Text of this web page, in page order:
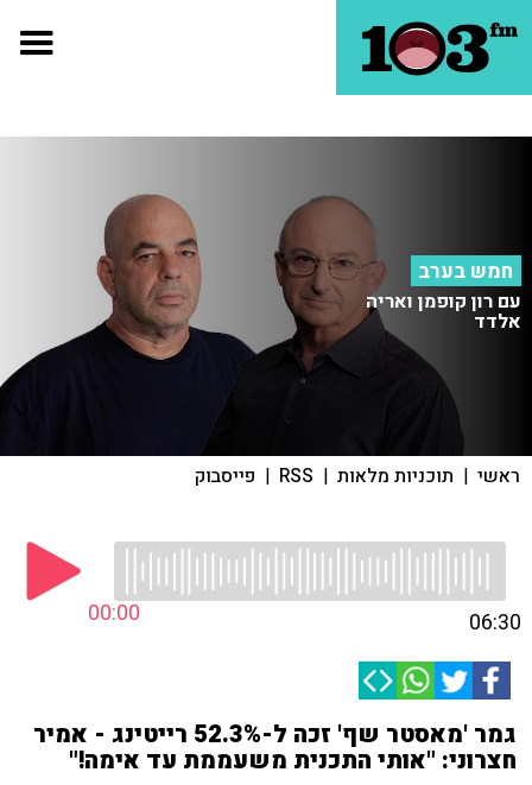
חמש בערב
עם רון קופמן ואריה
אלדד
ראשי | תוכניות מלאות |
RSS
| פייסבוק
00:00 06:30
גמר 'מאסטר שף' זכה ל-52.3% רייטינג - אמיר
חצרוני: "אותי התכנית משעממת עד אימה!"